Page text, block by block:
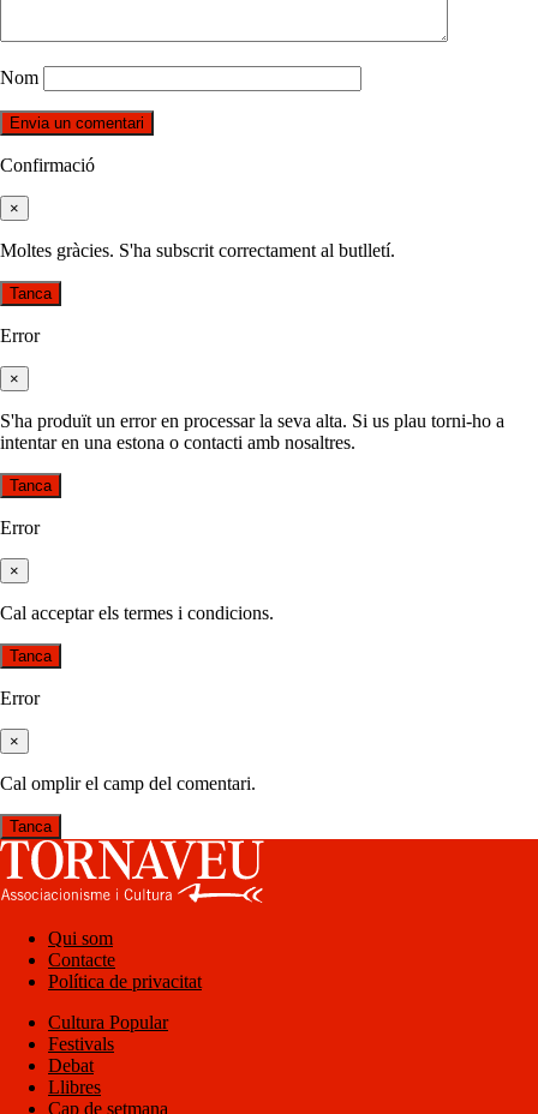
Nom
Confirmació
×
Moltes gràcies. S'ha subscrit correctament al butlletí.
Tanca
Error
×
S'ha produït un error en processar la seva alta. Si us plau torni-ho a
intentar en una estona o contacti amb nosaltres.
Tanca
Error
×
Cal acceptar els termes i condicions.
Tanca
Error
×
Cal omplir el camp del comentari.
Tanca
Qui som
Contacte
Política de privacitat
Cultura Popular
Festivals
Debat
Llibres
Cap de setmana